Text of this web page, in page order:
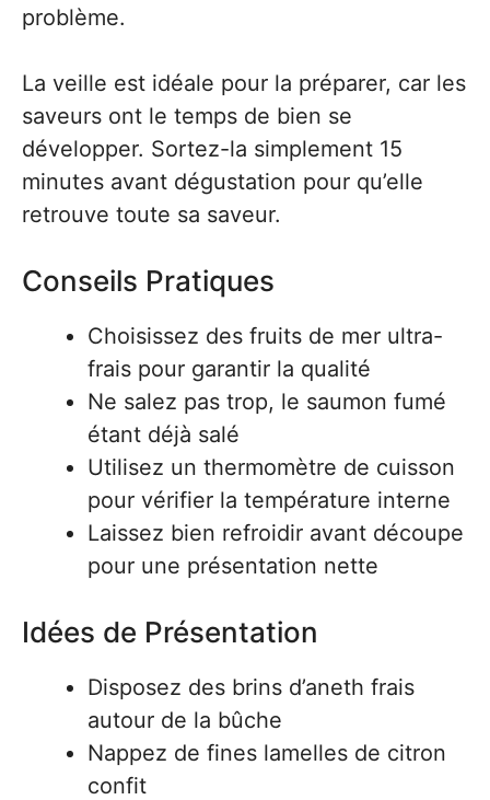
problème.
La veille est idéale pour la préparer, car les
saveurs ont le temps de bien se
développer. Sortez-la simplement 15
minutes avant dégustation pour qu’elle
retrouve toute sa saveur.
Conseils Pratiques
Choisissez des fruits de mer ultra-
frais pour garantir la qualité
Ne salez pas trop, le saumon fumé
étant déjà salé
Utilisez un thermomètre de cuisson
pour vérifier la température interne
Laissez bien refroidir avant découpe
pour une présentation nette
Idées de Présentation
Disposez des brins d’aneth frais
autour de la bûche
Nappez de fines lamelles de citron
confit